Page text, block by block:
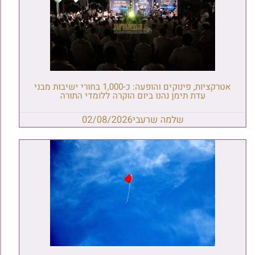
אטרקציות, פינוקים והופעה: כ-1,000 בחורי ישיבות מבני
עדת תימן נהנו ביום הוקרה ללומדי התורה
שלמה שרעבי02/08/2026